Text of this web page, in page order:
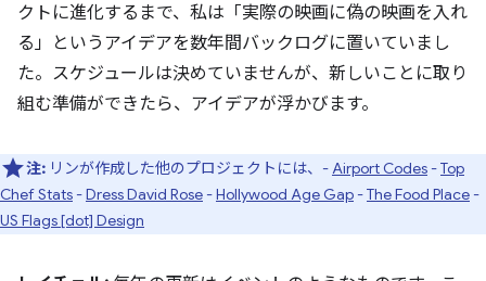
クトに進化するまで、私は「実際の映画に偽の映画を入れ
る」というアイデアを数年間バックログに置いていまし
た。スケジュールは決めていませんが、新しいことに取り
組む準備ができたら、アイデアが浮かびます。
注: リンが作成した他のプロジェクトには、-Airport Codes-Top
Chef Stats-Dress David Rose-Hollywood Age Gap-The Food Place-
US Flags [dot] Design